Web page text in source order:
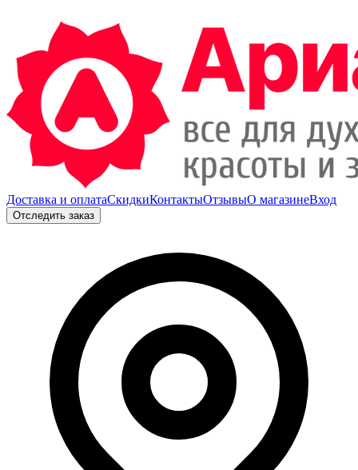
Доставка и оплатаСкидкиКонтактыОтзывыО магазинеВход
Отследить заказ